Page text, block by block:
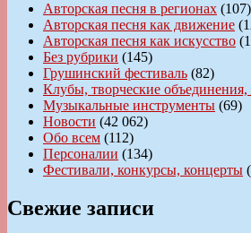
Авторская песня в регионах (107)
Авторская песня как движение
Авторская песня как искусство
Без рубрики (145)
Грушинский фестиваль (82)
Клубы, творческие объединения,
Музыкальные инструменты (69)
Новости (42 062)
Обо всем (112)
Персоналии (134)
Фестивали, конкурсы, концерты
Свежие записи